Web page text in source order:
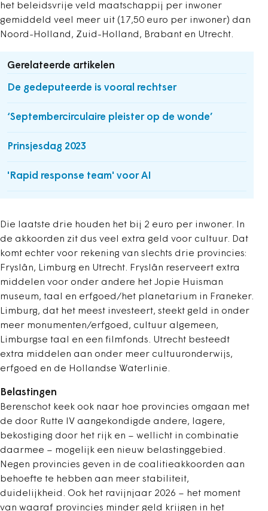
het beleidsvrije veld maatschappij per inwoner
gemiddeld veel meer uit (17,50 euro per inwoner) dan
Noord-Holland, Zuid-Holland, Brabant en Utrecht.
Gerelateerde artikelen
De gedeputeerde is vooral rechtser
‘Septembercirculaire pleister op de wonde’
Prinsjesdag 2023
'Rapid response team' voor AI
Die laatste drie houden het bij 2 euro per inwoner. In
de akkoorden zit dus veel extra geld voor cultuur. Dat
komt echter voor rekening van slechts drie provincies:
Fryslân, Limburg en Utrecht. Fryslân reserveert extra
middelen voor onder andere het Jopie Huisman
museum, taal en erfgoed/het planetarium in Franeker.
Limburg, dat het meest investeert, steekt geld in onder
meer monumenten/erfgoed, cultuur algemeen,
Limburgse taal en een filmfonds. Utrecht besteedt
extra middelen aan onder meer cultuuronderwijs,
erfgoed en de Hollandse Waterlinie.
Belastingen
Berenschot keek ook naar hoe provincies omgaan met
de door Rutte IV aangekondigde andere, lagere,
bekostiging door het rijk en – wellicht in combinatie
daarmee – mogelijk een nieuw belastinggebied.
Negen provincies geven in de coalitieakkoorden aan
behoefte te hebben aan meer stabiliteit,
duidelijkheid. Ook het ravijnjaar 2026 – het moment
van waaraf provincies minder geld krijgen in het